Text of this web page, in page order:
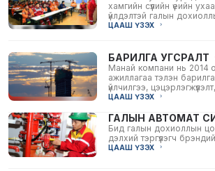
хамгийн сүүлийн үеийн
үйлдэлтэй галын
барилга байгууламжинд
ЦААШ ҮЗЭХ
БАРИЛГА УГСРАЛТ
Манай компани нь 2014
ажиллагаа тэлэн
үйлчилгээ,
эрчим хүчний болон
ЦААШ ҮЗЭХ
ГАЛЫН АВТОМАТ
Бид галын дохиоллын
дэлхий тэргүүлэгч
ЦААШ ҮЗЭХ